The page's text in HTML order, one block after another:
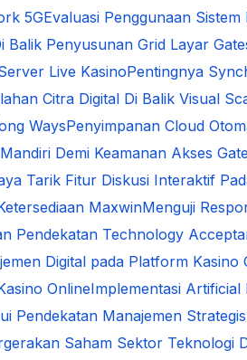
5GEvaluasi Penggunaan
Balik Penyusunan Grid Layar
Live KasinoPentingnya
Citra Digital Di Balik Visual
WaysPenyimpanan Cloud
Demi Keamanan Akses
Tarik Fitur Diskusi Interaktif
MaxwinMenguji
Pendekatan Technology
Digital pada Platform
OnlineImplementasi
Pendekatan Manajemen
Saham Sektor Teknologi